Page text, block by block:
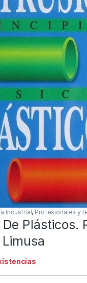
Industrial, Profesionales y
Plásticos.